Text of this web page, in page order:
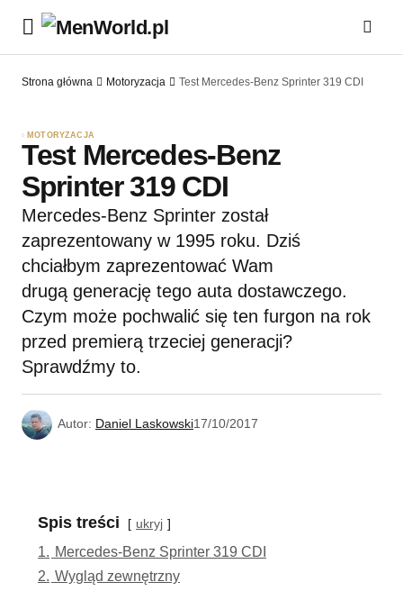
Strona główna Motoryzacja Test Mercedes-Benz Sprinter 319 CDI
MOTORYZACJA
Test Mercedes-Benz
Sprinter 319 CDI
Mercedes-Benz Sprinter został
zaprezentowany w 1995 roku. Dziś
chciałbym zaprezentować Wam
drugą generację tego auta dostawczego.
Czym może pochwalić się ten furgon na rok
przed premierą trzeciej generacji?
Sprawdźmy to.
Autor: Daniel Laskowski17/10/2017
Spis treści ukryj
1. Mercedes-Benz Sprinter 319 CDI
2. Wygląd zewnętrzny